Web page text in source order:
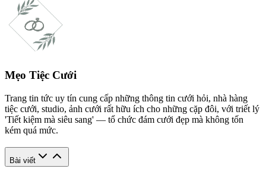
Mẹo Tiệc Cưới
Trang tin tức uy tín cung cấp những thông tin cưới hỏi, nhà hàng
tiệc cưới, studio, ảnh cưới rất hữu ích cho những cặp đôi, với triết lý
'Tiết kiệm mà siêu sang' — tổ chức đám cưới đẹp mà không tốn
kém quá mức.
Bài viết